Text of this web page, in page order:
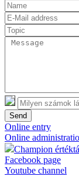
Send
Online entry
Online
Champion
Facebook page
Youtube channel